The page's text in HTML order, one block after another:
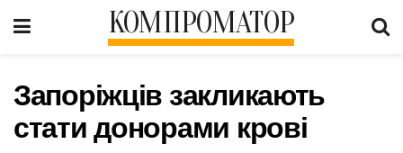
КОМПРОМАТОР
Запоріжців закликають
стати донорами крові